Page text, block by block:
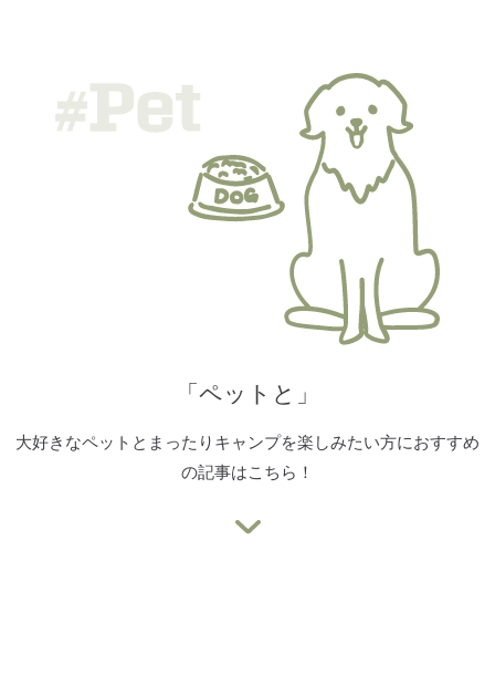
「ペットと」
大好きなペットとまったりキャンプを楽しみたい方におすすめ
の記事はこちら！